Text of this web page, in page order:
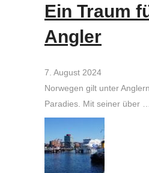
Ein Traum
Angler
7. August 2024
Norwegen gilt unter
Paradies. Mit seiner über …